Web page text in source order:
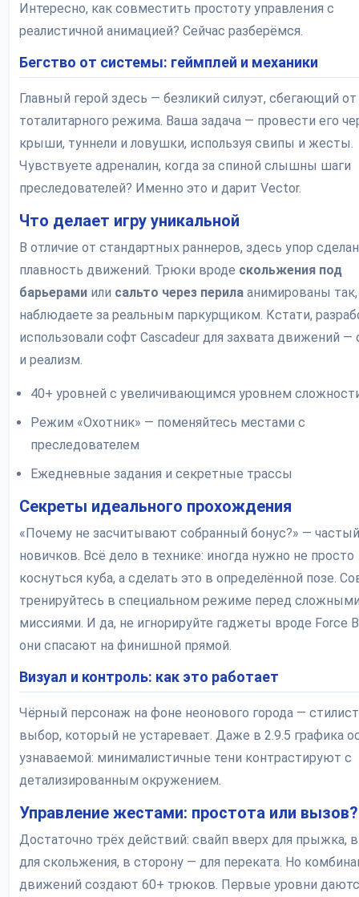
Интересно, как совместить простоту управления с
реалистичной анимацией? Сейчас разберёмся.
Бегство от системы: геймплей и механики
Главный герой здесь — безликий силуэт, сбегающий от
тоталитарного режима. Ваша задача — провести его
крыши, туннели и ловушки, используя свипы и жесты.
Чувствуете адреналин, когда за спиной слышны шаги
преследователей? Именно это и дарит Vector.
Что делает игру уникальной
В отличие от стандартных раннеров, здесь упор
плавность движений. Трюки вроде скольжения под
барьерами или сальто через перила анимированы
наблюдаете за реальным паркурщиком. Кстати,
использовали софт Cascadeur для захвата движений —
и реализм.
40+ уровней с увеличивающимся уровнем
Режим «Охотник» — поменяйтесь местами с
преследователем
Ежедневные задания и секретные трассы
Секреты идеального прохождения
«Почему не засчитывают собранный бонус?» —
новичков. Всё дело в технике: иногда нужно не просто
коснуться куба, а сделать это в определённой позе.
тренируйтесь в специальном режиме перед
миссиями. И да, не игнорируйте гаджеты вроде Force
они спасают на финишной прямой.
Визуал и контроль: как это работает
Чёрный персонаж на фоне неонового города —
выбор, который не устаревает. Даже в 2.9.5 графика
узнаваемой: минималистичные тени контрастируют с
детализированным окружением.
Управление жестами: простота или вызов?
Достаточно трёх действий: свайп вверх для прыжка,
для скольжения, в сторону — для переката. Но
движений создают 60+ трюков. Первые уровни